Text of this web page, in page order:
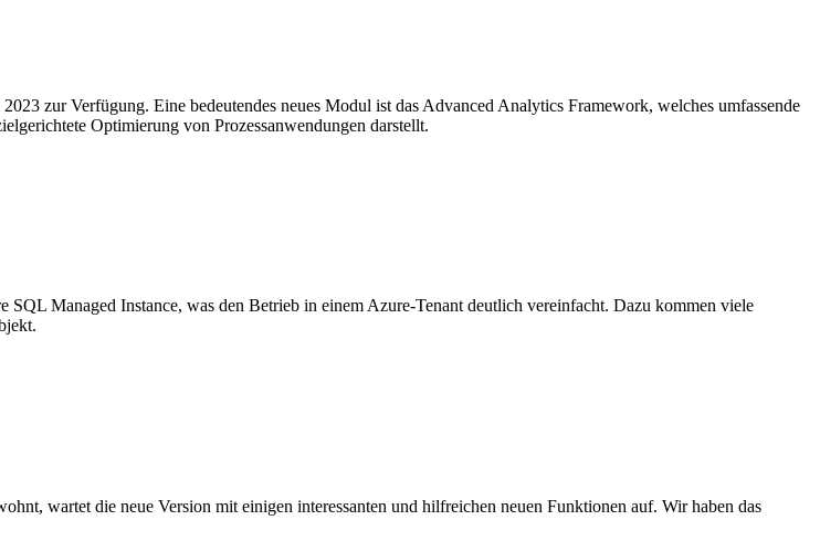
zur Verfügung. Eine bedeutendes neues Modul ist das Advanced Analytics Framework, welches umfassende
Optimierung von Prozessanwendungen darstellt.
Managed Instance, was den Betrieb in einem Azure-Tenant deutlich vereinfacht. Dazu kommen viele
wartet die neue Version mit einigen interessanten und hilfreichen neuen Funktionen auf. Wir haben das